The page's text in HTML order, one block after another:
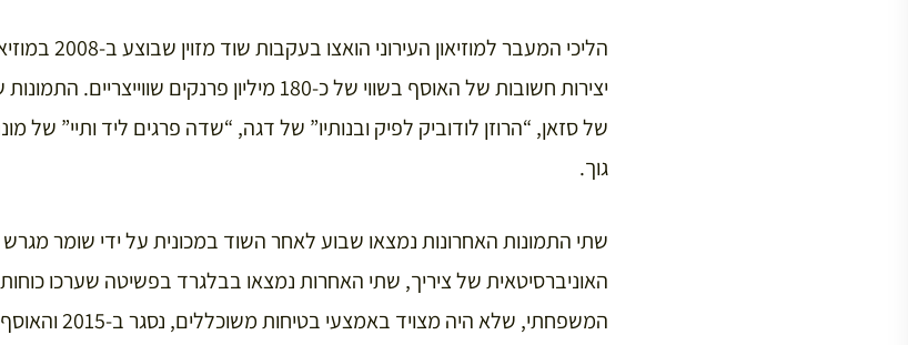
הליכי המעבר
יצירות חשובות של האוסף בשווי של כ-180 מיליון
של סזאן, “הרוזן לודוביק לפיק ובנותיו” של דגה, “שדה פרגים ליד ותיי” של
גוך.
שתי התמונות האחרונות נמצאו שבוע לאחר השוד במכונית על ידי שומר
המשפחתי, שלא היה